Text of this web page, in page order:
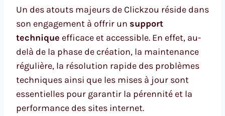
Un des atouts majeurs de Clickzou réside dans
son engagement à offrir un support
technique efficace et accessible. En effet, au-
delà de la phase de création, la maintenance
régulière, la résolution rapide des problèmes
techniques ainsi que les mises à jour sont
essentielles pour garantir la pérennité et la
performance des sites internet.